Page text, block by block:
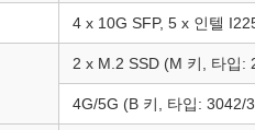
4 x 10G SFP, 5 x 인텔
2 x M.2 SSD (M 키, 타입:
4G/5G (B 키, 타입: 3042/